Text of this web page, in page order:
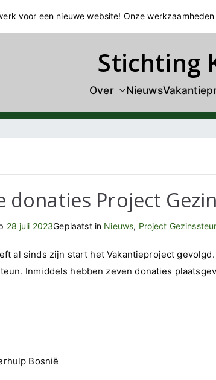
voor een nieuwe website! Onze
Stichting
Over Nieuws
donaties Project
28 juli 2023Geplaatst in Nieuws, Project
al sinds zijn start het Vakantieproject
Inmiddels hebben zeven donaties